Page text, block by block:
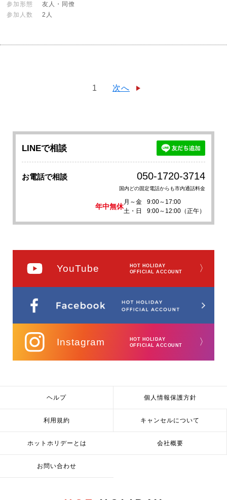
参加形態
友人・同僚
参加人数
2人
1 次へ
LINEで相談
お電話で相談 050-1720-3714
国内どの固定電話からも市内通話料金
年中無休
月～金
9:00～17:00
土・日
9:00～12:00（正午）
YouTube
HOT HOLIDAY
OFFICIAL ACCOUNT
〉
Instagram
HOT HOLIDAY
OFFICIAL ACCOUNT
〉
ヘルプ 個人情報保護方針
利用規約 キャンセルについて
ホットホリデーとは 会社概要
お問い合わせ